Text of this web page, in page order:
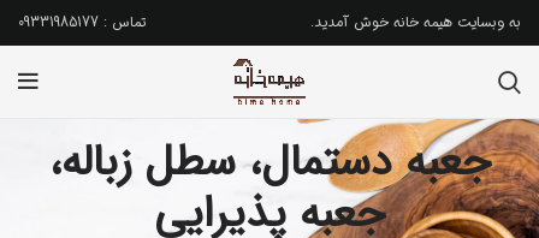
به وبسایت هیمه خانه خوش آمدید. تماس : 09331985177
جعبه دستمال، سطل زباله،
جعبه پذیرایی